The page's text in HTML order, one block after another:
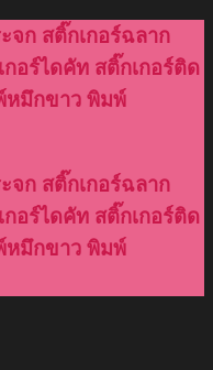
จก สติ๊กเกอร์ฉลาก
อร์ไดคัท สติ๊กเกอร์ติด
หมึกขาว พิมพ์
จก สติ๊กเกอร์ฉลาก
อร์ไดคัท สติ๊กเกอร์ติด
หมึกขาว พิมพ์